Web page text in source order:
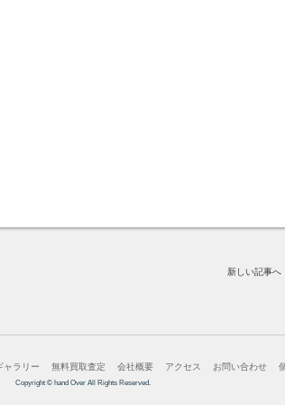
新しい記事へ
ャラリー 無料買取査定 会社概要 アクセス お問い合わせ
Copyright © hand Over All Rights Reserved.